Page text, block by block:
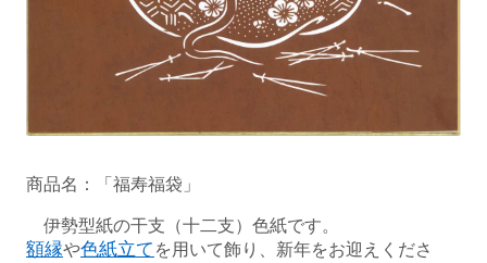
商品名：「福寿福袋」
伊勢型紙の干支（十二支）色紙です。
額縁や色紙立て を用いて飾り、新年をお迎えくださ